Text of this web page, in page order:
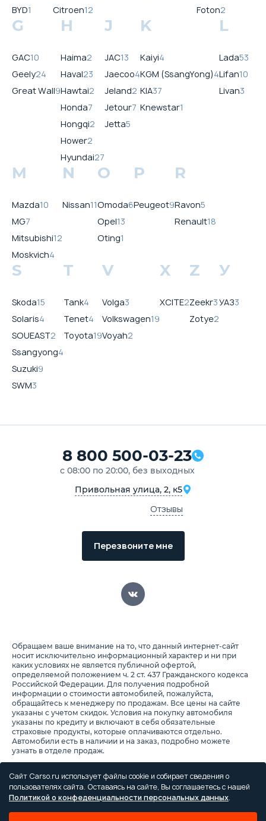
BYD1
Citroen12
Foton2
G
GAC10
Geely24
Great Wall9
H
Haima2
Haval23
Hawtai2
Honda7
Hongqi2
Hower2
Hyundai27
J
JAC13
Jaecoo4
Jeland2
Jetour7
Jetta5
K
Kaiyi4
KGM (SsangYong)4
KIA37
Knewstar1
L
Lada53
Lifan10
Livan3
M
Mazda10
MG7
Mitsubishi12
Moskvich4
N
Nissan11
O
Omoda6
Opel13
Oting1
P
Peugeot9
R
Ravon5
Renault18
S
Skoda15
Solaris4
SOUEAST2
Ssangyong4
Suzuki9
SWM3
T
Tank4
Tenet4
Toyota19
V
Volga3
Volkswagen19
Voyah2
X
XCITE2
Z
Zeekr3
Zotye2
У
УАЗ3
8 800 500-03-23
с 08:00 по 20:00, без выходных
Привольная улица, 2, к5
Отзывы
Перезвоните мне
Обращаем ваше внимание на то, что данный интернет-сайт
носит исключительно информационный характер и ни при
каких условиях не является публичной офертой,
определяемой положением ч. 2 ст. 437 Гражданского кодекса
Российской Федерации. Для получения подробной
информации о стоимости автомобилей, пожалуйста,
обращайтесь к менеджеру по продажам. Все цены на сайте
указаны с учетом скидок. Условия на покупку автомобиля
указаны по кредиту и включают в себя обязательные
страховые продукты, которые оплачиваются отдельно.
Автомобили есть в наличии и на заказ, подробно можете
узнать в отделе продаж.
Предоставляя свои персональные данные и используя
настоящий веб-сайт, Вы соглашаетесь с обработкой Ваших
персональных данных и принимаете условия их обработки.
Сайт Carso.ru использует файлы cookie и собирает сведения о
пользователях сайта. Оставаясь на сайте, Вы соглашаетесь с нашей
Политикой о конфеденциальности персональных данных.